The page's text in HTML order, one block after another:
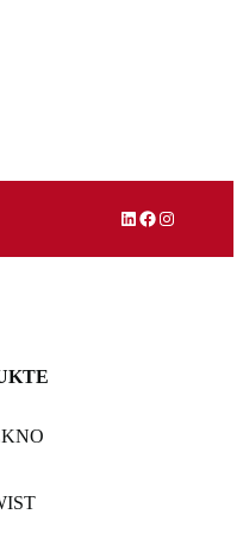
LinkedIn
Facebook
Instagram